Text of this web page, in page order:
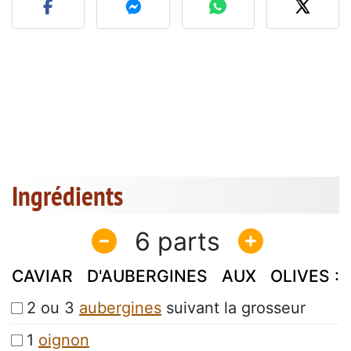
Ingrédients
6
CAVIAR D'AUBERGINES AUX OLIVES :
2 ou 3 aubergines suivant la grosseur
1 oignon